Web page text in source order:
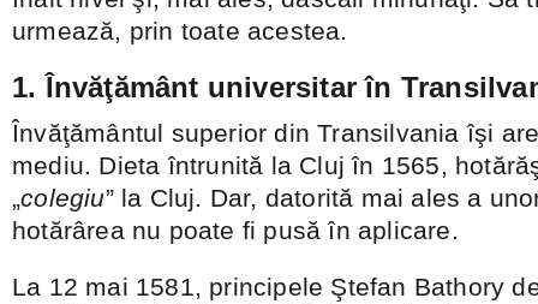
urmează, prin toate acestea.
1. Învăţământ universitar în
Învăţământul superior din Transilvania îşi
mediu. Dieta întrunită la Cluj în 1565,
„colegiu” la Cluj. Dar, datorită mai ales a
hotărârea nu poate fi pusă în aplicare.
La 12 mai 1581, principele Ştefan Bathory